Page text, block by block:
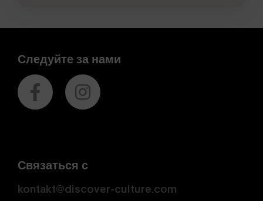
Следуйте за нами
Связаться с
kontakt@discover-culture.com